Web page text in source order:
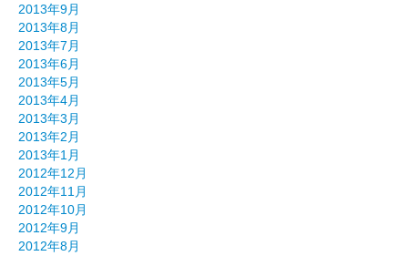
2013年9月
2013年8月
2013年7月
2013年6月
2013年5月
2013年4月
2013年3月
2013年2月
2013年1月
2012年12月
2012年11月
2012年10月
2012年9月
2012年8月